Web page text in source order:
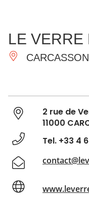
IMPRESCINDIBLES
LE VERRE
2 rue de
11000
Tel. +33 4